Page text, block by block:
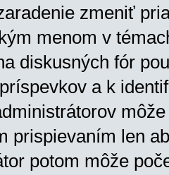
zmeniť
menom v
diskusných fór
a k
prispievaním len
potom môže